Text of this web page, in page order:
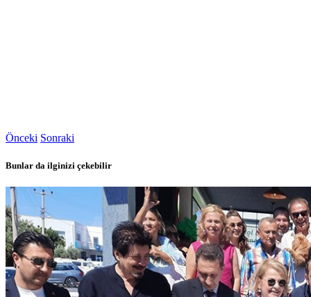
Önceki Sonraki
Bunlar da ilginizi çekebilir